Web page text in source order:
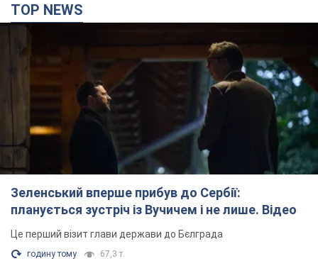
TOP NEWS
Зеленський вперше прибув до Сербії:
планується зустріч із Вучичем і не лише. Відео
Це перший візит глави держави до Бєлграда
годину тому 67,3 т.